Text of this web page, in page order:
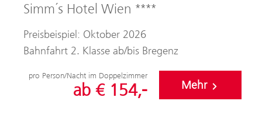
Simm´s Hotel Wien ****
Preisbeispiel: Oktober 2026
Bahnfahrt 2. Klasse ab/bis Bregenz
pro Person/Nacht im Doppelzimmer
ab € 154,- Mehr